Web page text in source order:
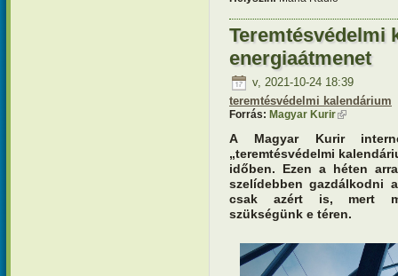
Teremtésvédelmi
energiaátmenet
v, 2021-10-24 18:39
teremtésvédelmi kalendárium
Forrás: Magyar Kurir(külső
A Magyar Kurir
„teremtésvédelmi
időben. Ezen a héten
szelídebben gazdálkodni
csak azért is, mert
szükségünk e téren.